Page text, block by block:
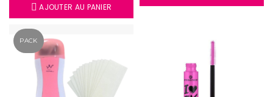
AJOUTER AU PANIER
PACK